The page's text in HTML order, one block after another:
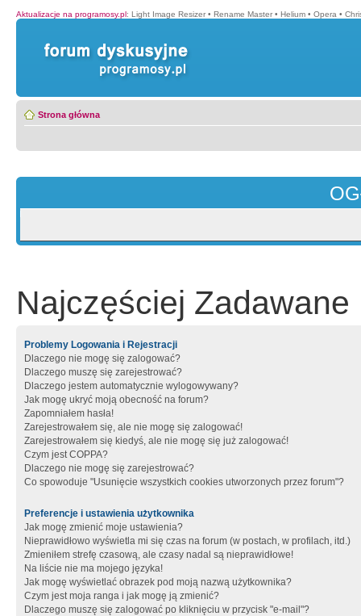
Aktualizacje na programosy.pl: Light Image Resizer • Rename Master • Helium • Opera •
Strona główna
Najczęściej Zadawane
Problemy Logowania i Rejestracji
Dlaczego nie mogę się zalogować?
Dlaczego muszę się zarejestrować?
Dlaczego jestem automatycznie wylogowywany?
Jak mogę ukryć moją obecność na forum?
Zapomniałem hasła!
Zarejestrowałem się, ale nie mogę się zalogować!
Zarejestrowałem się kiedyś, ale nie mogę się już zalogować!
Czym jest COPPA?
Dlaczego nie mogę się zarejestrować?
Co spowoduje "Usunięcie wszystkich cookies utworzonych przez forum"?
Preferencje i ustawienia użytkownika
Jak mogę zmienić moje ustawienia?
Nieprawidłowo wyświetla mi się czas na forum (w postach, w profilach, itd.)
Zmieniłem strefę czasową, ale czasy nadal są nieprawidłowe!
Na liście nie ma mojego języka!
Jak mogę wyświetlać obrazek pod moją nazwą użytkownika?
Czym jest moja ranga i jak mogę ją zmienić?
Dlaczego muszę się zalogować po kliknięciu w przycisk "e-mail"?